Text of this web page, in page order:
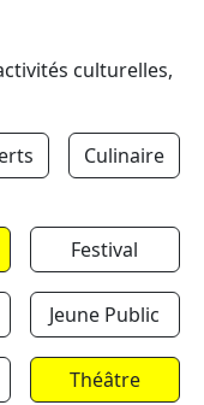
culturelles,
Culinaire
Festival
Jeune Public
Théâtre